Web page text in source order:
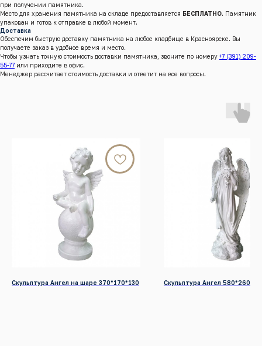
при получении памятника.
Место для хранения памятника на складе предоставляется БЕСПЛАТНО. Памятник
упакован и готов к отправке в любой момент.
Доставка
Обеспечим быструю доставку памятника на любое кладбище в Красноярске. Вы
получаете заказ в удобное время и место.
Чтобы узнать точную стоимость доставки памятника, звоните по номеру +7 (391) 209-
55-77 или приходите в офис.
Менеджер рассчитает стоимость доставки и ответит на все вопросы.
Скульптура Ангел на шаре 370*170*130 Скульптура Ангел
КАТАЛОГ ПРОДУКЦИИ
Надгробные плиты
г.Красноярск, Енисейский тракт, 8 к/4 (кл. Бадалык)
+7 (391) 209-55-77
graalkrsk@mail.ru
Режим работы: Пн - Вс / 09:00 - 19:00
© 2022-2026 Все права защищены
Разработка сайтов